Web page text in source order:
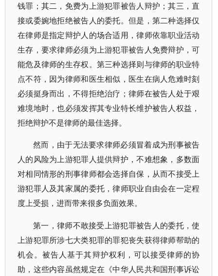
钱罪；其二，免费为上游犯罪被告人辩护；其三，直
接或委婉地拒绝被告人的委托。但是，第二种选择仅
在律师是指定辩护人的场合适用，律师依靠职业活动
生存，要求律师必须为上游犯罪被告人免费辩护，可
能危及律师的生存权。第三种选择则与律师的职业特
点不符，因为律师和医生相似，医生在病人危难时刻
必须挺身而出，不得拒绝治疗；律师在被告人处于艰
难境地时，也必须发挥其专业特长维护被告人权益，
拒绝辩护不是律师的最佳选择。
然而，由于无法要求律师必须冒着成为刑事被告
人的风险为上游犯罪人提供辩护，不难想象，多数面
对相同情形的刑事律师都会选择自保，从而不接受上
游犯罪人及其家属的委托，律师职业自由会在一定程
度上受损，进而带来很多负面效果。
第一，律师不敢接受上游犯罪被告人的委托，使
上游犯罪所涉七大类犯罪的罪犯丧失获得律师帮助的
机会。被告人基于其辩护权利，可以接受律师的协
助，这些内容虽然规定在《中华人民共和国刑事诉讼